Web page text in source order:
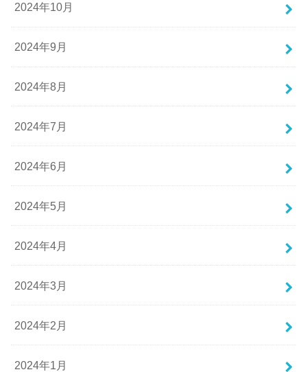
2024年10月
2024年9月
2024年8月
2024年7月
2024年6月
2024年5月
2024年4月
2024年3月
2024年2月
2024年1月